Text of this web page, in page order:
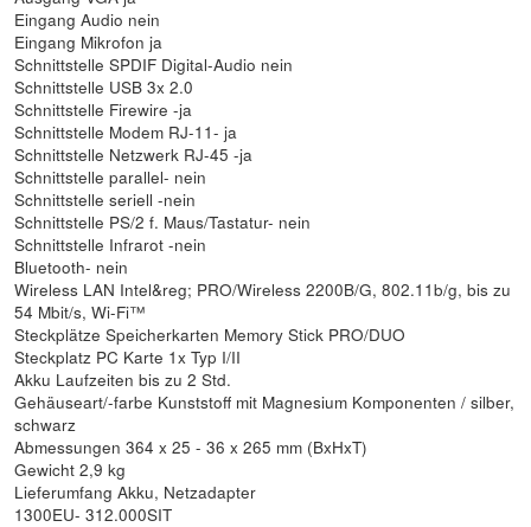
Eingang Audio nein
Eingang Mikrofon ja
Schnittstelle SPDIF Digital-Audio nein
Schnittstelle USB 3x 2.0
Schnittstelle Firewire -ja
Schnittstelle Modem RJ-11- ja
Schnittstelle Netzwerk RJ-45 -ja
Schnittstelle parallel- nein
Schnittstelle seriell -nein
Schnittstelle PS/2 f. Maus/Tastatur- nein
Schnittstelle Infrarot -nein
Bluetooth- nein
Wireless LAN Intel&reg; PRO/Wireless 2200B/G, 802.11b/g, bis zu
54 Mbit/s, Wi-Fi™
Steckplätze Speicherkarten Memory Stick PRO/DUO
Steckplatz PC Karte 1x Typ I/II
Akku Laufzeiten bis zu 2 Std.
Gehäuseart/-farbe Kunststoff mit Magnesium Komponenten / silber,
schwarz
Abmessungen 364 x 25 - 36 x 265 mm (BxHxT)
Gewicht 2,9 kg
Lieferumfang Akku, Netzadapter
1300EU- 312.000SIT